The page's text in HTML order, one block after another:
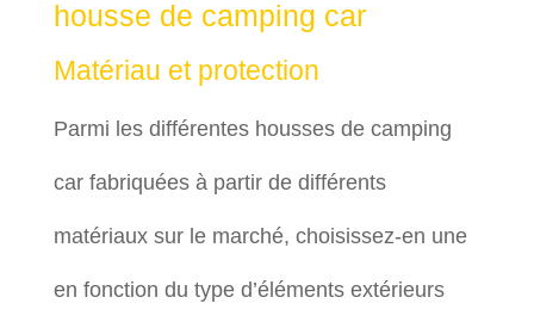
housse de camping car
Matériau et protection
Parmi les différentes housses de camping
car fabriquées à partir de différents
matériaux sur le marché, choisissez-en une
en fonction du type d’éléments extérieurs